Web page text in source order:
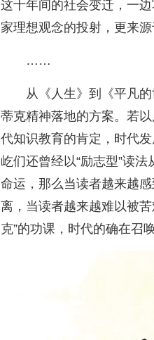
这十年间的社会变迁，一
家理想观念的投射，更来
……
从《人生》到《平凡
蒂克精神落地的方案。若
代知识教育的肯定，时代
屹们还曾经以“励志型”读
命运，那么当读者越来越感
离，当读者越来越难以被
克”的功课，时代的确在召